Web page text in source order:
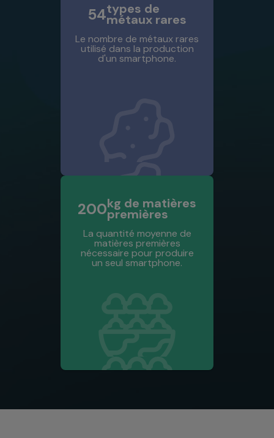
54types de
métaux rares
Le nombre de métaux rares
utilisé dans la production
d'un smartphone.
200kg de matières
premières
La quantité moyenne de
matières premières
nécessaire pour produire
un seul smartphone.